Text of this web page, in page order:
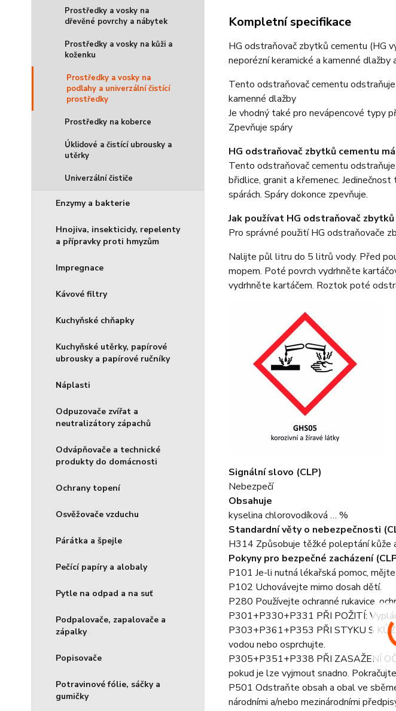
Prostředky a vosky na
dřevěné povrchy a nábytek
Prostředky a vosky na kůži a
koženku
Prostředky a vosky na
podlahy a univerzální čistící
prostředky
Prostředky na koberce
Úklidové a čistící ubrousky a
utěrky
Univerzální čističe
Enzymy a bakterie
Hnojiva, insekticidy, repelenty
a přípravky proti hmyzům
Impregnace
Kávové filtry
Kuchyňské chňapky
Kuchyňské utěrky, papírové
ubrousky a papírové ručníky
Náplasti
Odpuzovače zvířat a
neutralizátory zápachů
Odvápňovače a technické
produkty do domácnosti
Ochrany topení
Osvěžovače vzduchu
Párátka a špejle
Pečící papíry a alobaly
Pytle na odpad a na suť
Podpalovače, zapalovače a
zápalky
Popisovače
Potravinové fólie, sáčky a
gumičky
Kompletní specifikace
HG odstraňovač zbytků cementu (HG
neporézní keramické a kamenné dlažby
Tento odstraňovač cementu
kamenné dlažby
Je vhodný také pro nevápencové typy
Zpevňuje spáry
HG odstraňovač zbytků cementu
Tento odstraňovač cementu
břidlice, granit a křemenec.
spárách. Spáry dokonce zpevňuje.
Jak používat HG odstraňovač
Pro správné použití HG odstraňovače
Nalijte půl litru do 5 litrů vody. Před
mopem. Poté povrch vydrhněte
vydrhněte kartáčem. Roztok poté
Signální slovo (CLP)
Nebezpečí
Obsahuje
kyselina chlorovodíková … %
Standardní věty o nebezpečnosti
H314 Způsobuje těžké poleptání kůže
Pokyny pro bezpečné zacházení
P101 Je-li nutná lékařská pomoc,
P102 Uchovávejte mimo dosah dětí.
P280 Používejte ochranné rukavice,
P301+P330+P331 PŘI POŽITÍ:
P303+P361+P353 PŘI STYKU S
vodou nebo osprchujte.
P305+P351+P338 PŘI ZASAŽENÍ
pokud je lze vyjmout snadno.
P501 Odstraňte obsah a obal ve
národními a/nebo mezinárodními